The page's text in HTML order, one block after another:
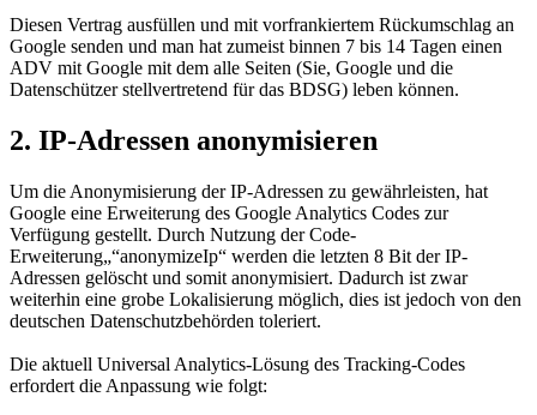
Diesen Vertrag ausfüllen und mit vorfrankiertem Rückumschlag an
Google senden und man hat zumeist binnen 7 bis 14 Tagen einen
ADV mit Google mit dem alle Seiten (Sie, Google und die
Datenschützer stellvertretend für das BDSG) leben können.
2. IP-Adressen anonymisieren
Um die Anonymisierung der IP-Adressen zu gewährleisten, hat
Google eine Erweiterung des Google Analytics Codes zur
Verfügung gestellt. Durch Nutzung der Code-
Erweiterung„“anonymizeIp“ werden die letzten 8 Bit der IP-
Adressen gelöscht und somit anonymisiert. Dadurch ist zwar
weiterhin eine grobe Lokalisierung möglich, dies ist jedoch von den
deutschen Datenschutzbehörden toleriert.
Die aktuell Universal Analytics-Lösung des Tracking-Codes
erfordert die Anpassung wie folgt: